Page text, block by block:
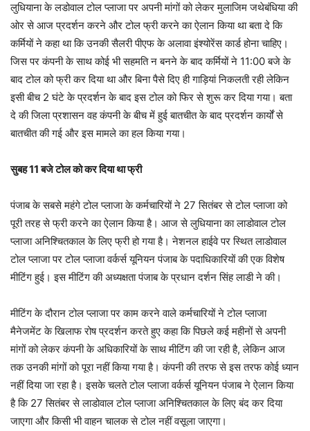
लुधियाना के लडोवाल टोल प्लाजा पर अपनी मांगों को लेकर मुलाजिम जथेबंधिया की
ओर से आज प्रदर्शन करने और टोल फ्री करने का ऐलान किया था बता दे कि
कर्मियों ने कहा था कि उनकी सैलरी पीएफ के अलावा इंश्योरेंस कार्ड होना चाहिए।
जिस पर कंपनी के साथ कोई भी सहमति न बनने के बाद कर्मियों ने 11:00 बजे के
बाद टोल को फ्री कर दिया था और बिना पैसे दिए ही गाड़ियां निकलती रही लेकिन
इसी बीच 2 घंटे के प्रदर्शन के बाद इस टोल को फिर से शुरू कर दिया गया। बता
दे की जिला प्रशासन वह कंपनी के बीच में हुई बातचीत के बाद प्रदर्शन कार्यों से
बातचीत की गई और इस मामले का हल किया गया।
सुबह 11 बजे टोल को कर दिया था फ्री
पंजाब के सबसे महंगे टोल प्लाजा के कर्मचारियों ने 27 सितंबर से टोल प्लाजा को
पूरी तरह से फ्री करने का ऐलान किया है। आज से लुधियाना का लाडोवाल टोल
प्लाजा अनिश्चितकाल के लिए फ्री हो गया है। नेशनल हाईवे पर स्थित लाडोवाल
टोल प्लाजा पर टोल प्लाजा वर्कर्स यूनियन पंजाब के पदाधिकारियों की एक विशेष
मीटिंग हुई। इस मीटिंग की अध्यक्षता पंजाब के प्रधान दर्शन सिंह लाडी ने की।
मीटिंग के दौरान टोल प्लाजा पर काम करने वाले कर्मचारियों ने टोल प्लाजा
मैनेजमेंट के खिलाफ रोष प्रदर्शन करते हुए कहा कि पिछले कई महीनों से अपनी
मांगों को लेकर कंपनी के अधिकारियों के साथ मीटिंग की जा रही है, लेकिन आज
तक उनकी मांगों को पूरा नहीं किया गया है। कंपनी की तरफ से इस तरफ कोई ध्यान
नहीं दिया जा रहा है। इसके चलते टोल प्लाजा वर्कर्स यूनियन पंजाब ने ऐलान किया
है कि 27 सितंबर से लाडोवाल टोल प्लाजा अनिश्चितकाल के लिए बंद कर दिया
जाएगा और किसी भी वाहन चालक से टोल नहीं वसूला जाएगा।